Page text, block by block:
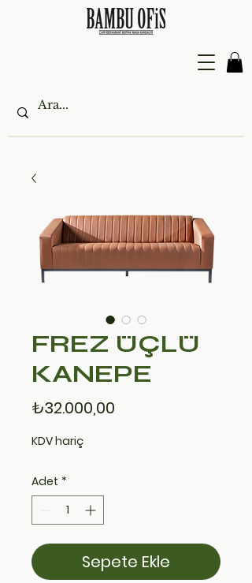
FREZ ÜÇLÜ
KANEPE
₺32.000,00
KDV hariç
Adet *
Sepete Ekle